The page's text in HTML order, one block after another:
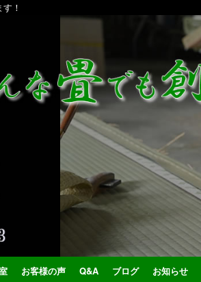
！
お客様の声 Q&A ブログ お知らせ